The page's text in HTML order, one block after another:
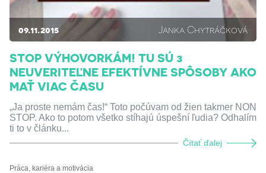
09.11.2015 Janka Chytráčková
STOP VÝHOVORKÁM! TU SÚ 3
NEUVERITEĽNE EFEKTÍVNE SPÔSOBY AKO
MAŤ VIAC ČASU
„Ja proste nemám čas!“ Toto počúvam od žien takmer NON
STOP. Ako to potom všetko stíhajú úspešní ľudia? Odhalím
ti to v článku...
Čítať ďalej
Práca, kariéra a motivácia